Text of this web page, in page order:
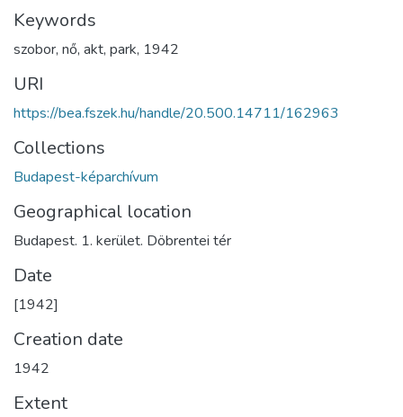
Keywords
szobor, nő, akt, park, 1942
URI
https://bea.fszek.hu/handle/20.500.14711/162963
Collections
Budapest-képarchívum
Geographical location
Budapest. 1. kerület. Döbrentei tér
Date
[1942]
Creation date
1942
Extent